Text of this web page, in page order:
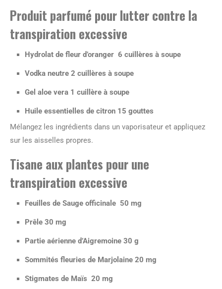
Produit parfumé pour lutter contre la
transpiration excessive
Hydrolat de fleur d’oranger 6 cuillères à soupe
Vodka neutre 2 cuillères à soupe
Gel aloe vera 1 cuillère à soupe
Huile essentielles de citron 15 gouttes
Mélangez les ingrédients dans un vaporisateur et appliquez
sur les aisselles propres.
Tisane aux plantes pour une
transpiration excessive
Feuilles de Sauge officinale 50 mg
Prêle 30 mg
Partie aérienne d’Aigremoine 30 g
Sommités fleuries de Marjolaine 20 mg
Stigmates de Maïs 20 mg